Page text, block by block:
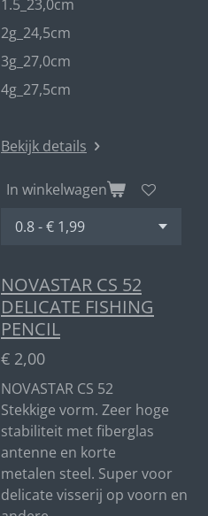
1.5_23,0cm
2g_24,5cm
3g_27,0cm
4g_27,5cm
Bekijk details
In winkelwagen
NOVASTAR CS 52
DELICATE FISHING
PENCIL
€ 2,00
NOVASTAR CS 52
Stekkige vorm. Zeer hoge
stabiliteit met fiberglas
antenne en korte
metalen steel. Super voor
delicate visserij op voorn en